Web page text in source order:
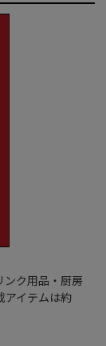
ンク用品・厨房
アイテムは約